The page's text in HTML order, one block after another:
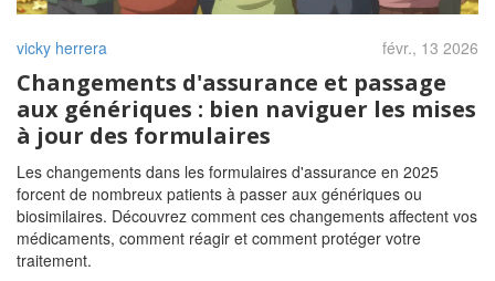
vicky herrera févr., 13 2026
Changements d'assurance et passage
aux génériques : bien naviguer les mises
à jour des formulaires
Les changements dans les formulaires d'assurance en 2025
forcent de nombreux patients à passer aux génériques ou
biosimilaires. Découvrez comment ces changements affectent vos
médicaments, comment réagir et comment protéger votre
traitement.